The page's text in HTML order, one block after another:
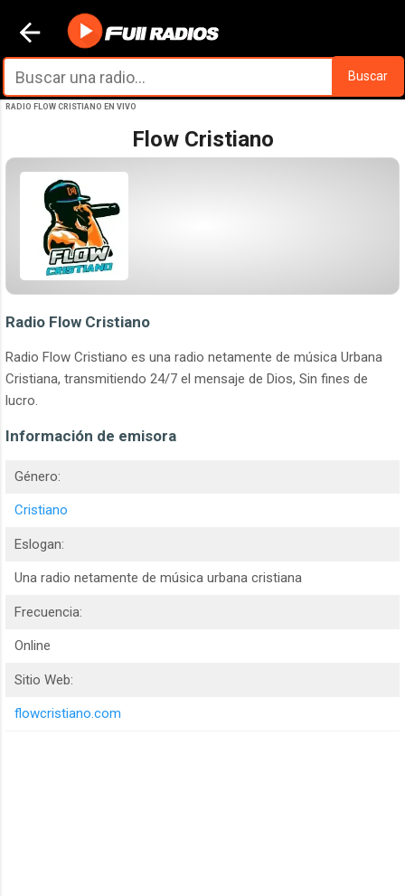
Ir al contenido principal
Buscar
RADIO FLOW CRISTIANO EN VIVO
Flow Cristiano
Radio Flow Cristiano
Radio Flow Cristiano es una radio netamente de música Urbana
Cristiana, transmitiendo 24/7 el mensaje de Dios, Sin fines de
lucro.
Información de emisora
Género:
Cristiano
Eslogan:
Una radio netamente de música urbana cristiana
Frecuencia:
Online
Sitio Web:
flowcristiano.com